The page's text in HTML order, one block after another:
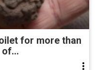
for more than